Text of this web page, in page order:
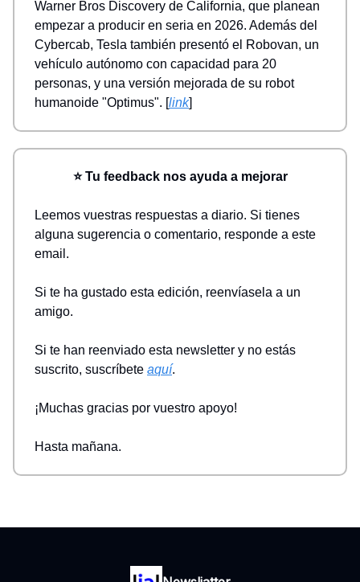
Warner Bros Discovery de California, que planean
empezar a producir en seria en 2026. Además del
Cybercab, Tesla también presentó el Robovan, un
vehículo autónomo con capacidad para 20
personas, y una versión mejorada de su robot
humanoide "Optimus". [link]
⭐ Tu feedback nos ayuda a mejorar
Leemos vuestras respuestas a diario. Si tienes
alguna sugerencia o comentario, responde a este
email.
Si te ha gustado esta edición, reenvíasela a un
amigo.
Si te han reenviado esta newsletter y no estás
suscrito, suscríbete aquí.
¡Muchas gracias por vuestro apoyo!
Hasta mañana.